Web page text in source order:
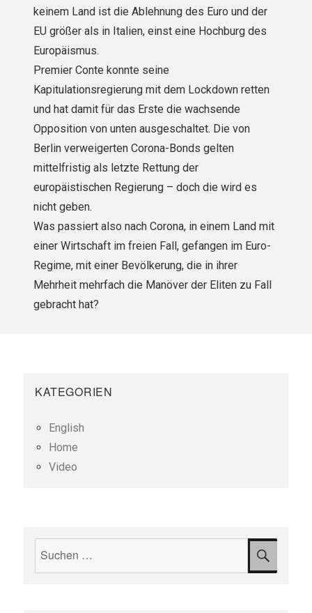
keinem Land ist die Ablehnung des Euro und der
EU größer als in Italien, einst eine Hochburg des
Europäismus.
Premier Conte konnte seine
Kapitulationsregierung mit dem Lockdown retten
und hat damit für das Erste die wachsende
Opposition von unten ausgeschaltet. Die von
Berlin verweigerten Corona-Bonds gelten
mittelfristig als letzte Rettung der
europäistischen Regierung – doch die wird es
nicht geben.
Was passiert also nach Corona, in einem Land mit
einer Wirtschaft im freien Fall, gefangen im Euro-
Regime, mit einer Bevölkerung, die in ihrer
Mehrheit mehrfach die Manöver der Eliten zu Fall
gebracht hat?
KATEGORIEN
English
Home
Video